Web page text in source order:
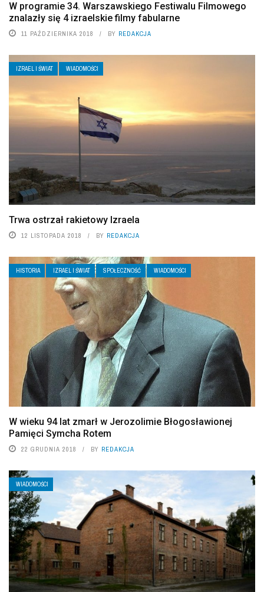
W programie 34. Warszawskiego Festiwalu Filmowego
znalazły się 4 izraelskie filmy fabularne
11 PAŹDZIERNIKA 2018 BY REDAKCJA
IZRAEL I ŚWIAT WIADOMOŚCI
Trwa ostrzał rakietowy Izraela
12 LISTOPADA 2018 BY REDAKCJA
HISTORIA IZRAEL I ŚWIAT SPOŁECZNOŚĆ WIADOMOŚCI
W wieku 94 lat zmarł w Jerozolimie Błogosławionej
Pamięci Symcha Rotem
22 GRUDNIA 2018 BY REDAKCJA
WIADOMOŚCI